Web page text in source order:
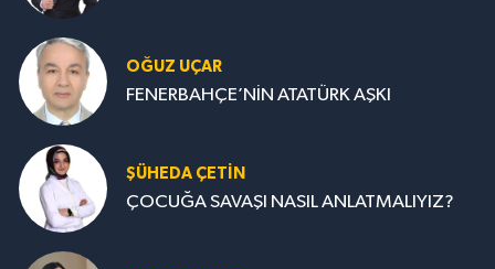
OĞUZ UÇAR
FENERBAHÇE’NİN ATATÜRK AŞKI
ŞÜHEDA ÇETİN
ÇOCUĞA SAVAŞI NASIL ANLATMALIYIZ?